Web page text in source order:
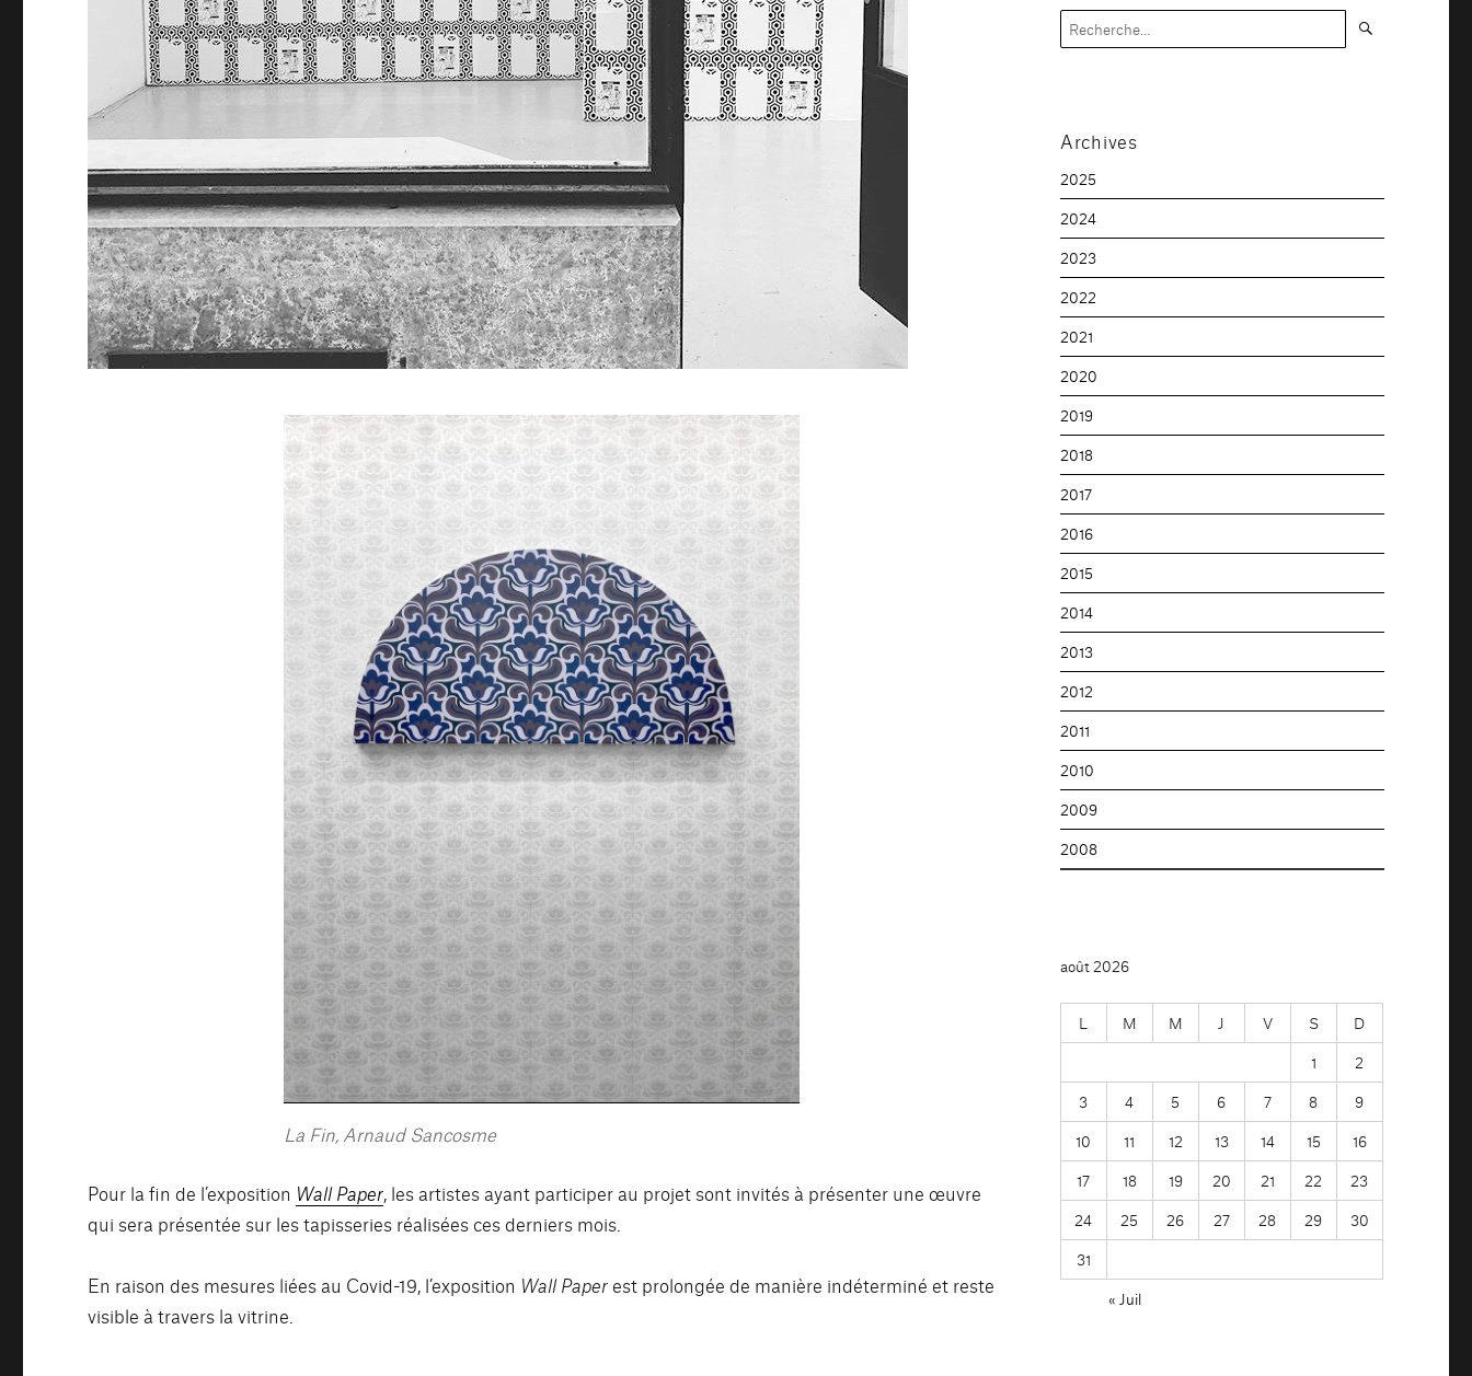
La Fin, Arnaud Sancosme
Pour la fin de l’exposition Wall Paper, les artistes ayant participer au projet sont invités à présenter une œuvre
qui sera présentée sur les tapisseries réalisées ces derniers mois.
En raison des mesures liées au Covid-19, l’exposition Wall Paper est prolongée de manière indéterminé et reste
visible à travers la vitrine.
Recherche
pour :
Archives
2025
2024
2023
2022
2021
2020
2019
2018
2017
2016
2015
2014
2013
2012
2011
2010
2009
2008
août 2026
L M M J V S
D
1
2
3
4 5 6 7 8
9
10
11 12 13 14 15
16
17
18 19 20 21 22
23
24
25 26 27 28 29
30
31
« Juil